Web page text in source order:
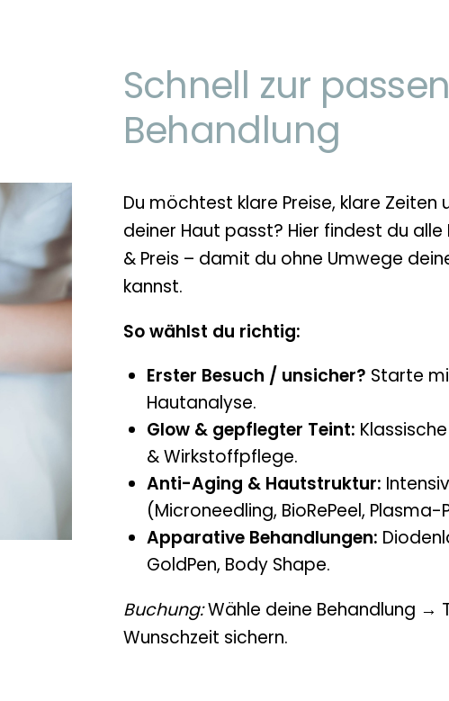
Schnell zur
Behandlung
Du möchtest klare Preise, klare Zeiten
deiner Haut passt? Hier findest du
& Preis – damit du ohne Umwege
kannst.
So wählst du richtig:
Erster Besuch / unsicher? Starte
Hautanalyse.
Glow & gepflegter Teint:
& Wirkstoffpflege.
Anti-Aging & Hautstruktur:
(Microneedling, BioRePeel, Plasma-
Apparative Behandlungen:
GoldPen, Body Shape.
Buchung:Wähle deine Behandlung →
Wunschzeit sichern.